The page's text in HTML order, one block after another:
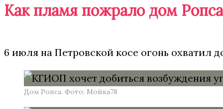
Как пламя пожрало дом Ропса
6 июля на Петровской косе огонь охватил
Дом Ропса. Фото: Мойка78